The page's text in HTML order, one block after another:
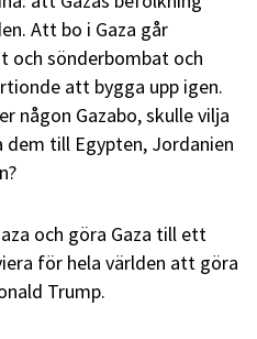
Att bo i Gaza går
och sönderbombat och
att bygga upp igen.
någon Gazabo, skulle vilja
till Egypten, Jordanien
och göra Gaza till ett
för hela världen att göra
Trump.